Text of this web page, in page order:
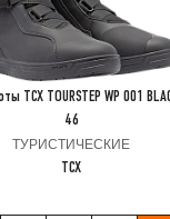
TCX TOURSTEP WP 001
46
ТУРИСТИЧЕСКИЕ
TCX